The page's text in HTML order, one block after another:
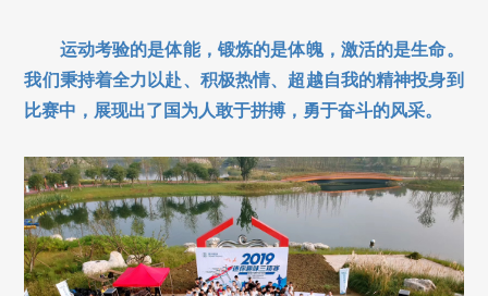
运动考验的是体能，锻炼的是体魄，激活的是生命。
我们秉持着全力以赴、积极热情、超越自我的精神投身到
比赛中，展现出了国为人敢于拼搏，勇于奋斗的风采。